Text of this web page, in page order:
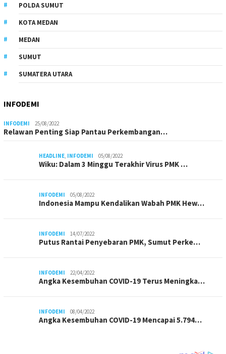
POLDA SUMUT
KOTA MEDAN
MEDAN
SUMUT
SUMATERA UTARA
INFODEMI
INFODEMI 25/08/2022
Relawan Penting Siap Pantau Perkembangan…
HEADLINE, INFODEMI 05/08/2022
Wiku: Dalam 3 Minggu Terakhir Virus PMK …
INFODEMI 05/08/2022
Indonesia Mampu Kendalikan Wabah PMK Hew…
INFODEMI 14/07/2022
Putus Rantai Penyebaran PMK, Sumut Perke…
INFODEMI 22/04/2022
Angka Kesembuhan COVID-19 Terus Meningka…
INFODEMI 08/04/2022
Angka Kesembuhan COVID-19 Mencapai 5.794…